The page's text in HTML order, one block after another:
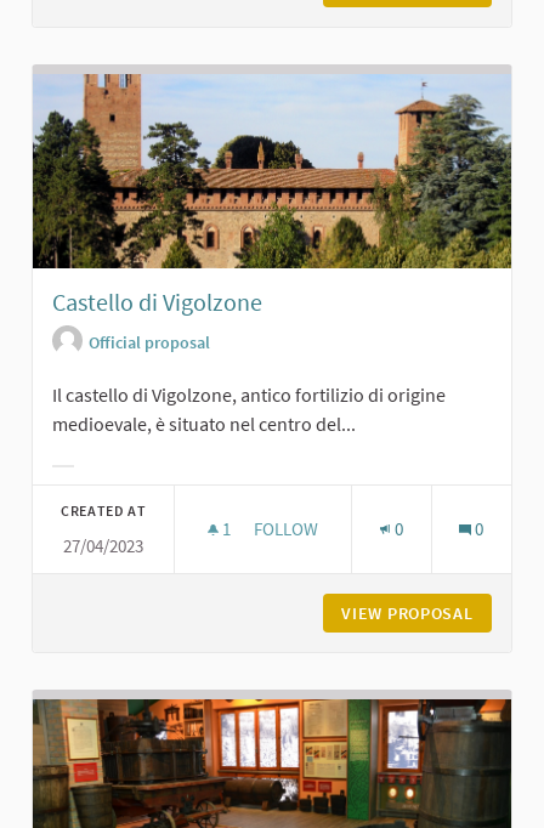
Castello di Vigolzone
Official proposal
Il castello di Vigolzone, antico fortilizio di origine
medioevale, è situato nel centro del...
CREATED AT
27/04/2023
1 1 FOLLOWER
FOLLOW 0 0
VIEW PROPOSAL